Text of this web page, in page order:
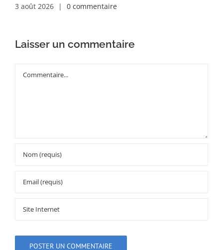
3 août 2026 | 0 commentaire
Laisser un commentaire
Commentaire